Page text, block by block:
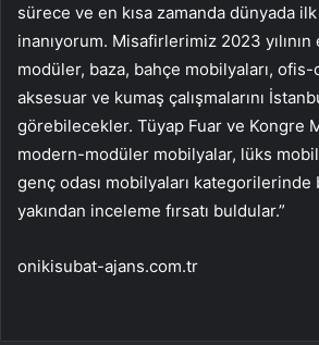
sürece ve en kısa zamanda dünyada
inanıyorum. Misafirlerimiz 2023
modüler, baza, bahçe mobilyaları, ofis-
aksesuar ve kumaş çalışmalarını
görebilecekler. Tüyap Fuar ve Kongre
modern-modüler mobilyalar, lüks
genç odası mobilyaları
yakından inceleme fırsatı buldular.”
onikisubat-ajans.com.tr